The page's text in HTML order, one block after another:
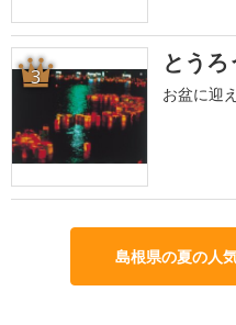
3 とう
お盆に迎
島根県の夏の人